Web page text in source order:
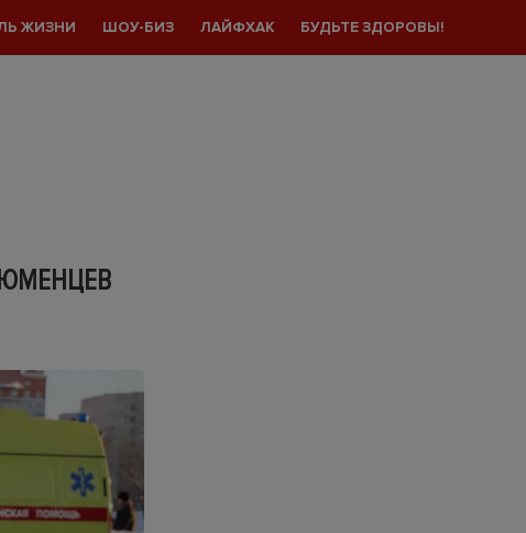
ЖИЗНИ ШОУ-БИЗ ЛАЙФХАК БУДЬТЕ ЗДОРОВЫ!